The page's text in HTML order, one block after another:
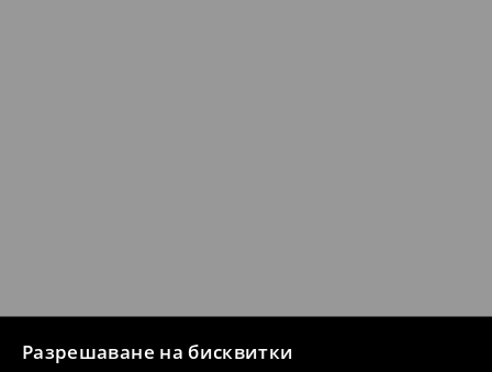
Разрешаване на бисквитки